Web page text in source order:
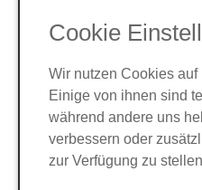
SOCIAL MEDIA
Cookie
Wir nutzen Cookies
Einige von ihnen sind
während andere uns
verbessern oder
zur Verfügung zu